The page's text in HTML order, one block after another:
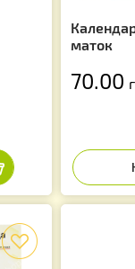
маток
70.00